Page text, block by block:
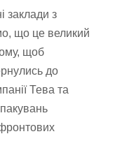
заклади з
що це великий
щоб
до
Тева та